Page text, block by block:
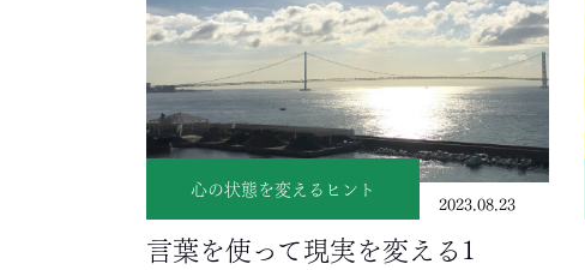
心の状態を変えるヒント
2023.08.23
言葉を使って現実を変える1